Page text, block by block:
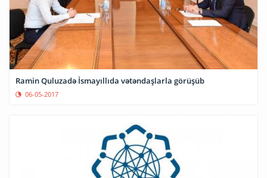
Ramin Quluzadə İsmayıllıda vətəndaşlarla görüşüb
06-05-2017